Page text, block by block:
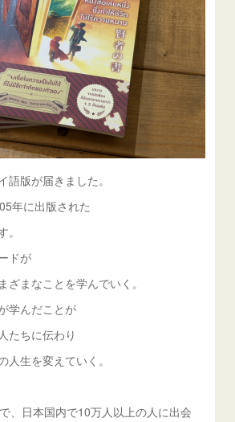
語版が届きました。
年に出版された
ドが
ざまなことを学んでいく。
学んだことが
たちに伝わり
人生を変えていく。
、日本国内で10万人以上の人に出会